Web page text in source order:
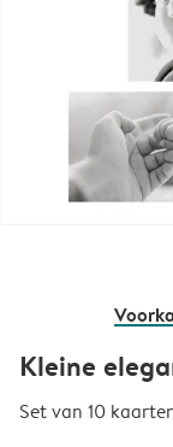
Kleine
Set van 10